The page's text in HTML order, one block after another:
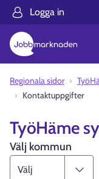
Logga in
Regionala sidor
Kontaktuppgifter
TyöHäme
Välj kommun